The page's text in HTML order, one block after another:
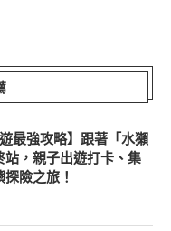
最強攻略】跟著「水獺
站，親子出遊打卡、集
險之旅！